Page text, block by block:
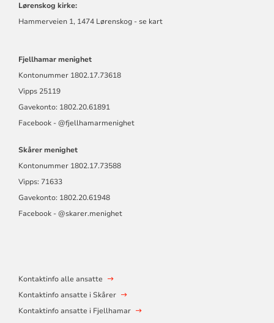
Lørenskog kirke:
Hammerveien 1, 1474 Lørenskog - se kart
Fjellhamar menighet
Kontonummer 1802.17.73618
Vipps 25119
Gavekonto: 1802.20.61891
Facebook -@fjellhamarmenighet
Skårer menighet
Kontonummer 1802.17.73588
Vipps: 71633
Gavekonto: 1802.20.61948
Facebook - @skarer.menighet
Kontaktinfo alle ansatte
Kontaktinfo ansatte i Skårer
Kontaktinfo ansatte i Fjellhamar